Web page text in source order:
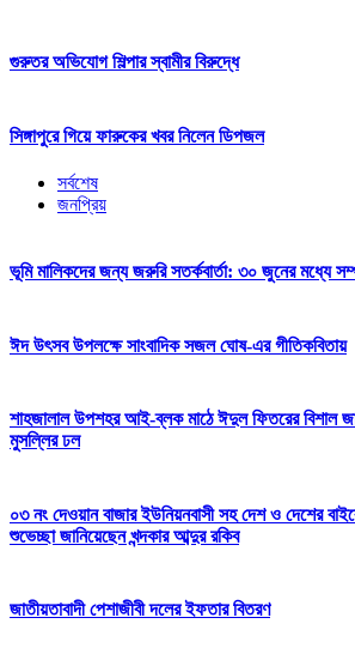
গুরুতর অভিযোগ শিল্পার স্বামীর বিরুদ্ধে
সিঙ্গাপুরে গিয়ে ফারুকের খবর নিলেন ডিপজল
সর্বশেষ
জনপ্রিয়
ভূমি মালিকদের জন্য জরুরি সতর্কবার্তা: ৩০ জুনের মধ্যে
ঈদ উৎসব উপলক্ষে সাংবাদিক সজল ঘোষ-এর গীতিকবিতায়
শাহজালাল উপশহর আই-ব্লক মাঠে ঈদুল ফিতরের বিশাল
মুসল্লির ঢল
০৩ নং দেওয়ান বাজার ইউনিয়নবাসী সহ দেশ ও দেশের
শুভেচ্ছা জানিয়েছেন খন্দকার আব্দুর রকিব
জাতীয়তাবাদী পেশাজীবী দলের ইফতার বিতরণ